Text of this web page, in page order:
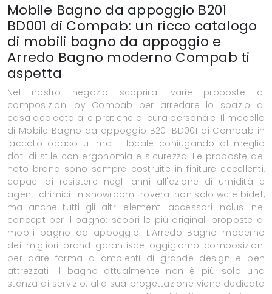
Mobile Bagno da appoggio B201
BD001 di Compab: un ricco catalogo
di mobili bagno da appoggio e
Arredo Bagno moderno Compab ti
aspetta
Nel nostro negozio scoprirai varie proposte di
composizioni by Compab per arredare lo spazio di
casa dedicato alle pratiche di cura personale. Il modello
di Mobile Bagno da appoggio B201 BD001 di Compab in
laccato opaco ultima il locale coniugando al meglio
doti di stile con ergonomia e sicurezza. Le proposte del
noto brand sono sempre costruite in finiture eccellenti,
capaci di resistere negli anni all'azione di umidità e
agenti chimici. In showroom troverai non solo wc e bidet,
ma anche tutti gli altri elementi accessori inclusi nel
concept per il bagno: scopri le più originali proposte di
mobili bagno da appoggio. L’Arredo Bagno moderno
dei migliori brand garantisce oggigiorno composizioni
per dare forma a ambienti di grande design e ben
attrezzati. Il bagno attualmente non è più solo una
stanza di servizio: alla sua progettazione viene dedicata